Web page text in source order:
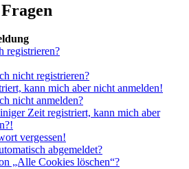
registrieren?
nicht registrieren?
kann mich aber nicht anmelden!
nicht anmelden?
Zeit registriert, kann mich aber
vergessen!
abgemeldet?
„Alle Cookies löschen“?